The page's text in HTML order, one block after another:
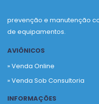
prevenção e manutenção
de equipamentos.
AVIÔNICOS
» Venda Online
» Venda Sob Consultoria
INFORMAÇÕES